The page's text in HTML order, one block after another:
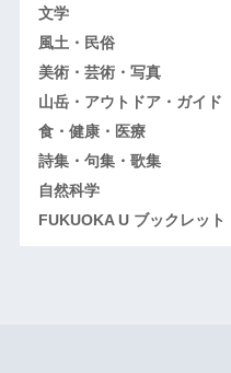
文学
風土・民俗
美術・芸術・写真
山岳・アウトドア・ガイド
食・健康・医療
詩集・句集・歌集
自然科学
FUKUOKA U ブックレット